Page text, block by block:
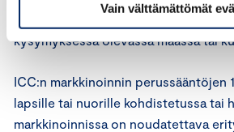
Vain välttämättömät
kysymyksessä olevassa maassa tai
ICC:n markkinoinnin perussääntöjen
lapsille tai nuorille kohdistetussa tai
markkinoinnissa on noudatettava